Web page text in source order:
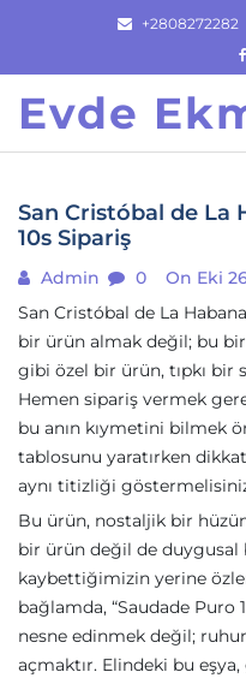
content
+2808272282
Evde
San Cristóbal de La
10s Sipariş
Admin 0
On Eki
San Cristóbal de La
bir ürün almak değil; bu bir
gibi özel bir ürün, tıpkı bir
Hemen sipariş vermek
bu anın kıymetini bilmek
tablosunu yaratırken
aynı titizliği
Bu ürün, nostaljik bir
bir ürün değil de duygusal
kaybettiğimizin yerine
bağlamda, “Saudade Puro
nesne edinmek değil;
açmaktır. Elindeki bu